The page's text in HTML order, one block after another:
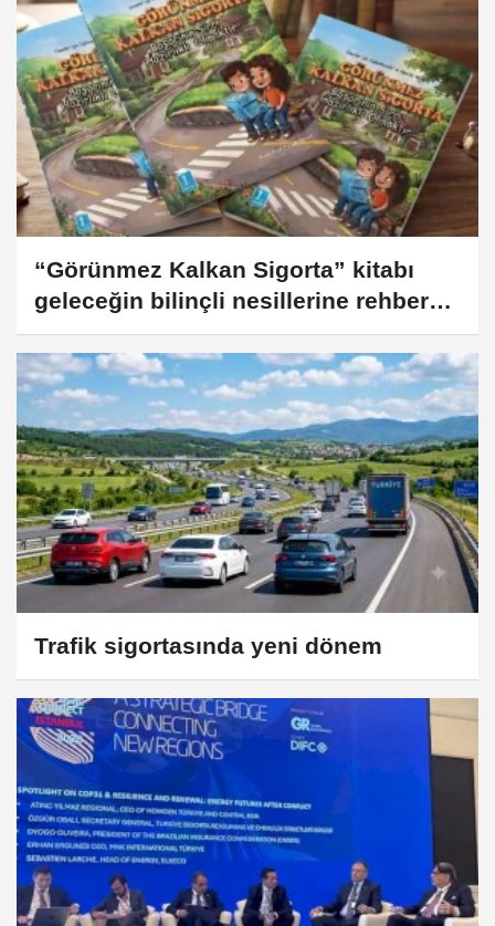
“Görünmez Kalkan Sigorta” kitabı
geleceğin bilinçli nesillerine rehber
olacak
Trafik sigortasında yeni dönem